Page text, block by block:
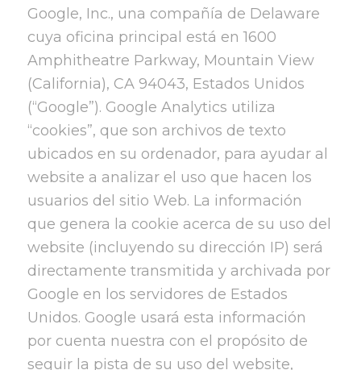
Google, Inc., una compañía de Delaware
cuya oficina principal está en 1600
Amphitheatre Parkway, Mountain View
(California), CA 94043, Estados Unidos
(“Google”). Google Analytics utiliza
“cookies”, que son archivos de texto
ubicados en su ordenador, para ayudar al
website a analizar el uso que hacen los
usuarios del sitio Web. La información
que genera la cookie acerca de su uso del
website (incluyendo su dirección IP) será
directamente transmitida y archivada por
Google en los servidores de Estados
Unidos. Google usará esta información
por cuenta nuestra con el propósito de
seguir la pista de su uso del website,